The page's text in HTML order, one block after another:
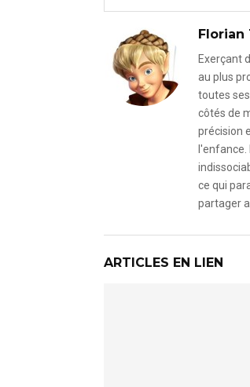
Florian
Exerçant
au plus
toutes
côtés de
précision
ce qui
partager
ARTICLES EN LIEN